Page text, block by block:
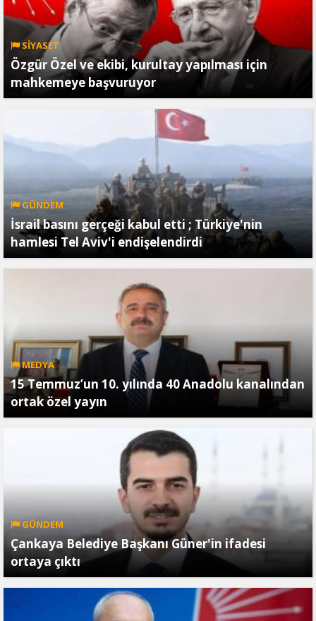
SİYASET
Özgür Özel ve ekibi, kurultay yapılması için
mahkemeye başvuruyor
GÜNDEM
İsrail basını gerçeği kabul etti ; Türkiye'nin
hamlesi Tel Aviv'i endişelendirdi
MEDYA
15 Temmuz’un 10. yılında 40 Anadolu kanalından
ortak özel yayın
GÜNDEM
Çankaya Belediye Başkanı Güner'in ifadesi
ortaya çıktı